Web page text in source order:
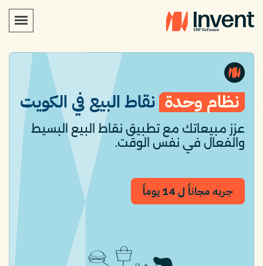
نظام وحدة نقاط البيع في الكويت
عزز مبيعاتك مع تطبيق نقاط البيع البسيط
والفعال في نفس الوقت.
جربه مجاناً ل 14 يوماً